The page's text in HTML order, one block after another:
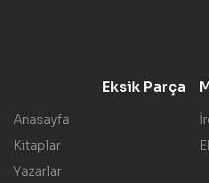
Eksik Parça
Anasayfa
Kitaplar
Yazarlar